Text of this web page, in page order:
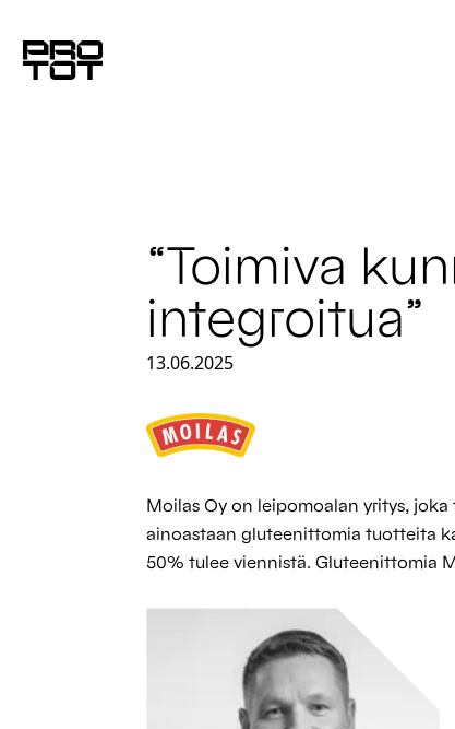
“Toimiva
integroitua”
13.06.2025
Moilas Oy on leipomoalan yritys,
ainoastaan gluteenittomia tuotteita
50% tulee viennistä. Gluteenittomia